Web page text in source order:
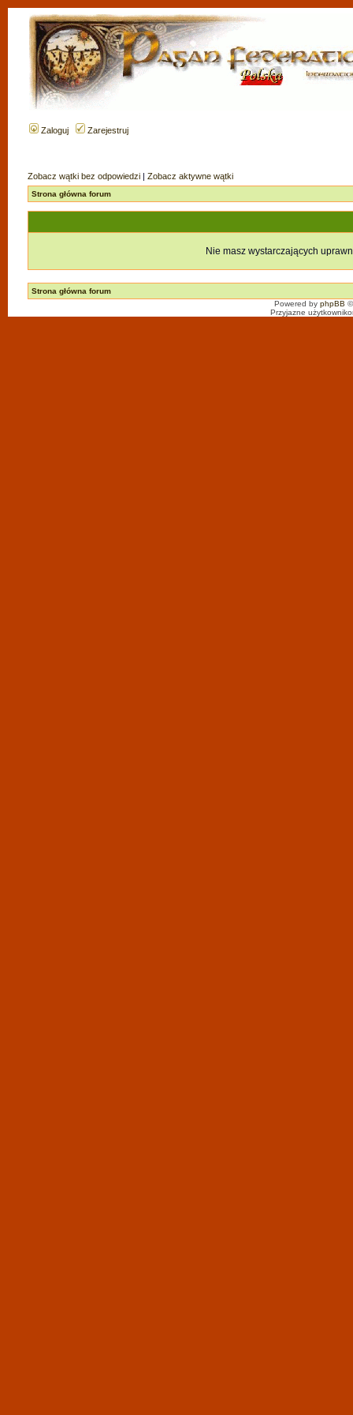
Zaloguj Zarejestruj
Zobacz wątki bez odpowiedzi | Zobacz aktywne wątki
Strona główna forum
Nie masz wystarczających
Strona główna forum
Powered by phpBB
Przyjazne